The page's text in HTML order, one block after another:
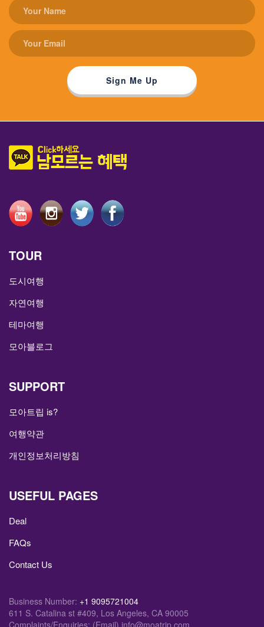
TOUR
도시여행
자연여행
테마여행
모아블로그
SUPPORT
모아트립 is?
여행약관
개인정보처리방침
USEFUL PAGES
Deal
FAQs
Contact Us
Business Number: +1 9095721004
611 S. Catalina st #409, Los Angeles, CA 90005